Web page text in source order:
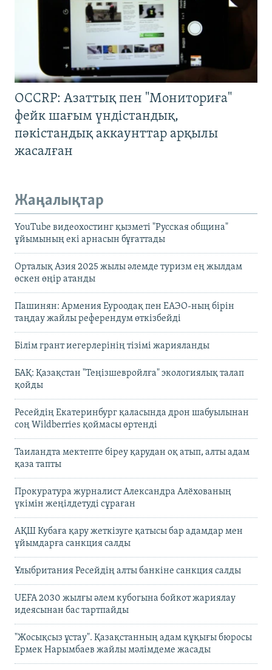
OCCRP: Азаттық пен "Мониториға"
фейк шағым үндістандық,
пәкістандық аккаунттар арқылы
жасалған
Жаңалықтар
YouTube видеохостинг қызметі "Русская община"
ұйымының екі арнасын бұғаттады
Орталық Азия 2025 жылы әлемде туризм ең жылдам
өскен өңір атанды
Пашинян: Армения Еуроодақ пен ЕАЭО-ның бірін
таңдау жайлы референдум өткізбейді
Білім грант иегерлерінің тізімі жарияланды
БАҚ: Қазақстан "Теңізшевройлға" экологиялық талап
қойды
Ресейдің Екатеринбург қаласында дрон шабуылынан
соң Wildberries қоймасы өртенді
Таиландта мектепте біреу қарудан оқ атып, алты адам
қаза тапты
Прокуратура журналист Александра Алёхованың
үкімін жеңілдетуді сұраған
АҚШ Кубаға қару жеткізуге қатысы бар адамдар мен
ұйымдарға санкция салды
Ұлыбритания Ресейдің алты банкіне санкция салды
UEFA 2030 жылғы әлем кубогына бойкот жариялау
идеясынан бас тартпайды
"Жосықсыз ұстау". Қазақстанның адам құқығы бюросы
Ермек Нарымбаев жайлы мәлімдеме жасады